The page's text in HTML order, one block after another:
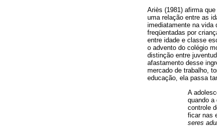
Ariès (1981) afirma
uma relação entre as
imediatamente na vida
freqüentadas por
entre idade e classe
o advento do colégio
distinção entre
afastamento desse
mercado de trabalho,
educação, ela passa
A
quando a
controle
ficar nas
seres